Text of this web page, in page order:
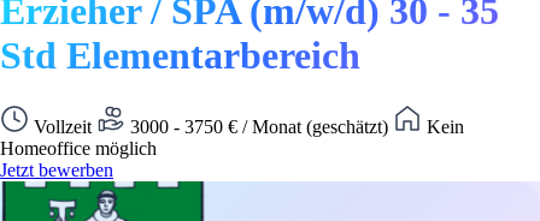
Erzieher / SPA (m/w/d) 30 - 35
Std Elementarbereich
Vollzeit 3000 - 3750 € / Monat (geschätzt)
Kein
Homeoffice möglich
Jetzt bewerben